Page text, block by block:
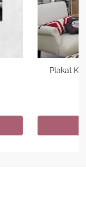
Plakat